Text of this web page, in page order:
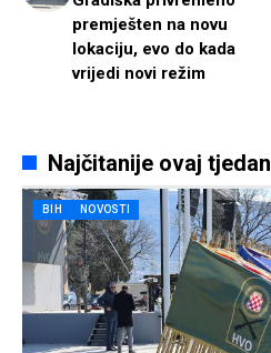
premješten na novu
lokaciju, evo do kada
vrijedi novi režim
Najčitanije ovaj tjedan
BIH NOVOSTI